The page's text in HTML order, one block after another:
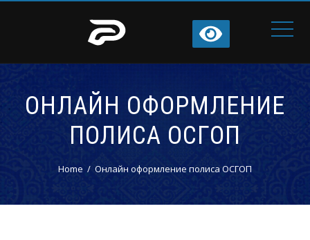
ОНЛАЙН ОФОРМЛЕНИЕ
ПОЛИСА ОСГОП
Home Онлайн оформление полиса ОСГОП